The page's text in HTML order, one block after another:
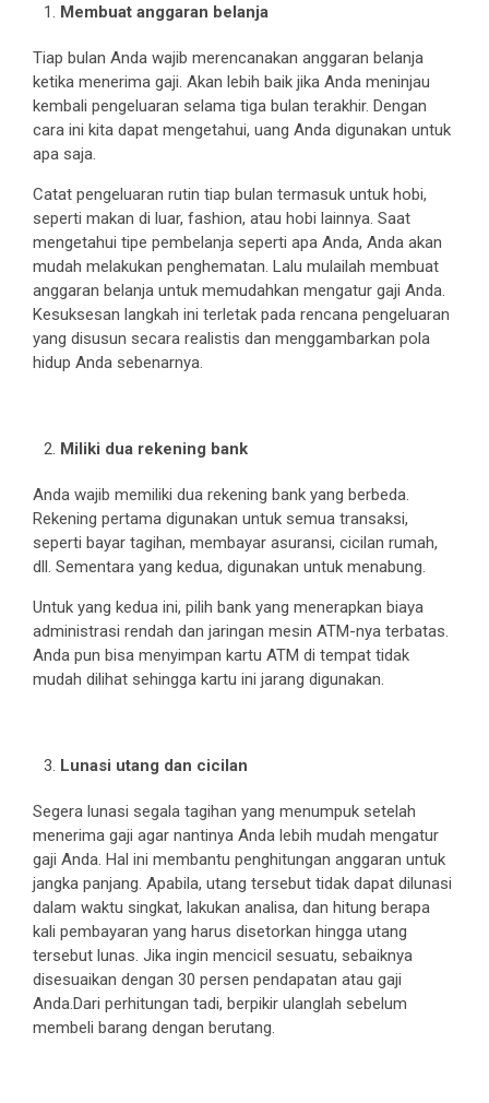
Membuat anggaran belanja
Tiap bulan Anda wajib merencanakan anggaran belanja
ketika menerima gaji. Akan lebih baik jika Anda meninjau
kembali pengeluaran selama tiga bulan terakhir. Dengan
cara ini kita dapat mengetahui, uang Anda digunakan untuk
apa saja.
Catat pengeluaran rutin tiap bulan termasuk untuk hobi,
seperti makan di luar, fashion, atau hobi lainnya. Saat
mengetahui tipe pembelanja seperti apa Anda, Anda akan
mudah melakukan penghematan. Lalu mulailah membuat
anggaran belanja untuk memudahkan mengatur gaji Anda.
Kesuksesan langkah ini terletak pada rencana pengeluaran
yang disusun secara realistis dan menggambarkan pola
hidup Anda sebenarnya.
Miliki dua rekening bank
Anda wajib memiliki dua rekening bank yang berbeda.
Rekening pertama digunakan untuk semua transaksi,
seperti bayar tagihan, membayar asuransi, cicilan rumah,
dll. Sementara yang kedua, digunakan untuk menabung.
Untuk yang kedua ini, pilih bank yang menerapkan biaya
administrasi rendah dan jaringan mesin ATM-nya terbatas.
Anda pun bisa menyimpan kartu ATM di tempat tidak
mudah dilihat sehingga kartu ini jarang digunakan.
Lunasi utang dan cicilan
Segera lunasi segala tagihan yang menumpuk setelah
menerima gaji agar nantinya Anda lebih mudah mengatur
gaji Anda. Hal ini membantu penghitungan anggaran untuk
jangka panjang. Apabila, utang tersebut tidak dapat dilunasi
dalam waktu singkat, lakukan analisa, dan hitung berapa
kali pembayaran yang harus disetorkan hingga utang
tersebut lunas. Jika ingin mencicil sesuatu, sebaiknya
disesuaikan dengan 30 persen pendapatan atau gaji
Anda.Dari perhitungan tadi, berpikir ulanglah sebelum
membeli barang dengan berutang.